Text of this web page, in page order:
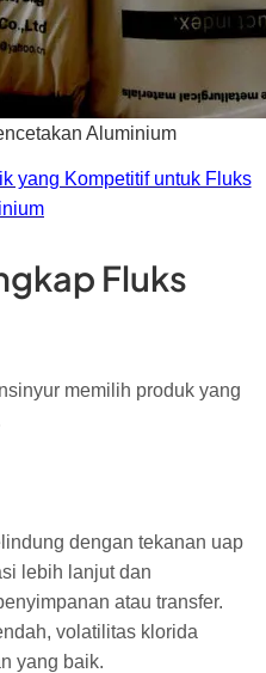
Aluminium
yang Kompetitif untuk Fluks
Fluks
memilih produk yang
dengan tekanan uap
lebih lanjut dan
atau transfer.
volatilitas klorida
yang baik.